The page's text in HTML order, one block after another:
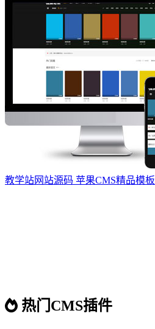
教学站网站源码 苹果CMS精品模板
热门CMS插件